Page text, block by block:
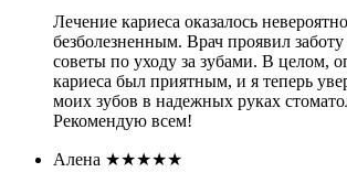
Лечение кариеса оказалось
безболезненным. Врач проявил
советы по уходу за зубами. В целом,
кариеса был приятным, и я теперь
моих зубов в надежных руках
Рекомендую всем!
Алена ★★★★★